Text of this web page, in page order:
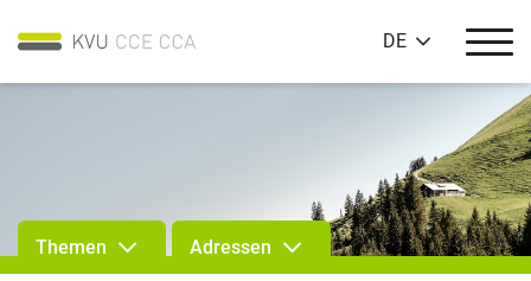
DE
Themen Adressen